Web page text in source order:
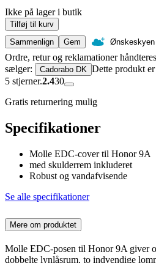
Ikke på lager i butik
Tilføj til kurv
Sammenlign
Gem Ønskeskyen
Ordre, retur og reklamationer
sælger:
Cadorabo DK Dette produkt
5 stjerner.2.430
Gratis returnering mulig
Specifikationer
Molle EDC-cover til Honor 9A
med skulderrem inkluderet
Robust og vandafvisende
Se alle specifikationer
Mere om produktet
Molle EDC-posen til Honor 9A giver
dobbelte lynlåsrum, to indvendige